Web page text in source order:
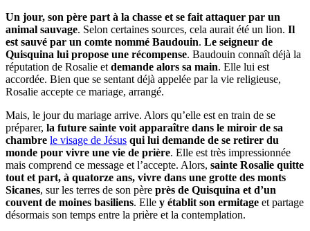
Un jour, son père part à la chasse et se fait attaquer par un
animal sauvage. Selon certaines sources, cela aurait été un lion. Il
est sauvé par un comte nommé Baudouin. Le seigneur de
Quisquina lui propose une récompense. Baudouin connaît déjà la
réputation de Rosalie et demande alors sa main. Elle lui est
accordée. Bien que se sentant déjà appelée par la vie religieuse,
Rosalie accepte ce mariage, arrangé.
Mais, le jour du mariage arrive. Alors qu’elle est en train de se
préparer, la future sainte voit apparaître dans le miroir de sa
chambre le visage de Jésus qui lui demande de se retirer du
monde pour vivre une vie de prière. Elle est très impressionnée
mais comprend ce message et l’accepte. Alors, sainte Rosalie quitte
tout et part, à quatorze ans, vivre dans une grotte des monts
Sicanes, sur les terres de son père près de Quisquina et d’un
couvent de moines basiliens. Elle y établit son ermitage et partage
désormais son temps entre la prière et la contemplation.